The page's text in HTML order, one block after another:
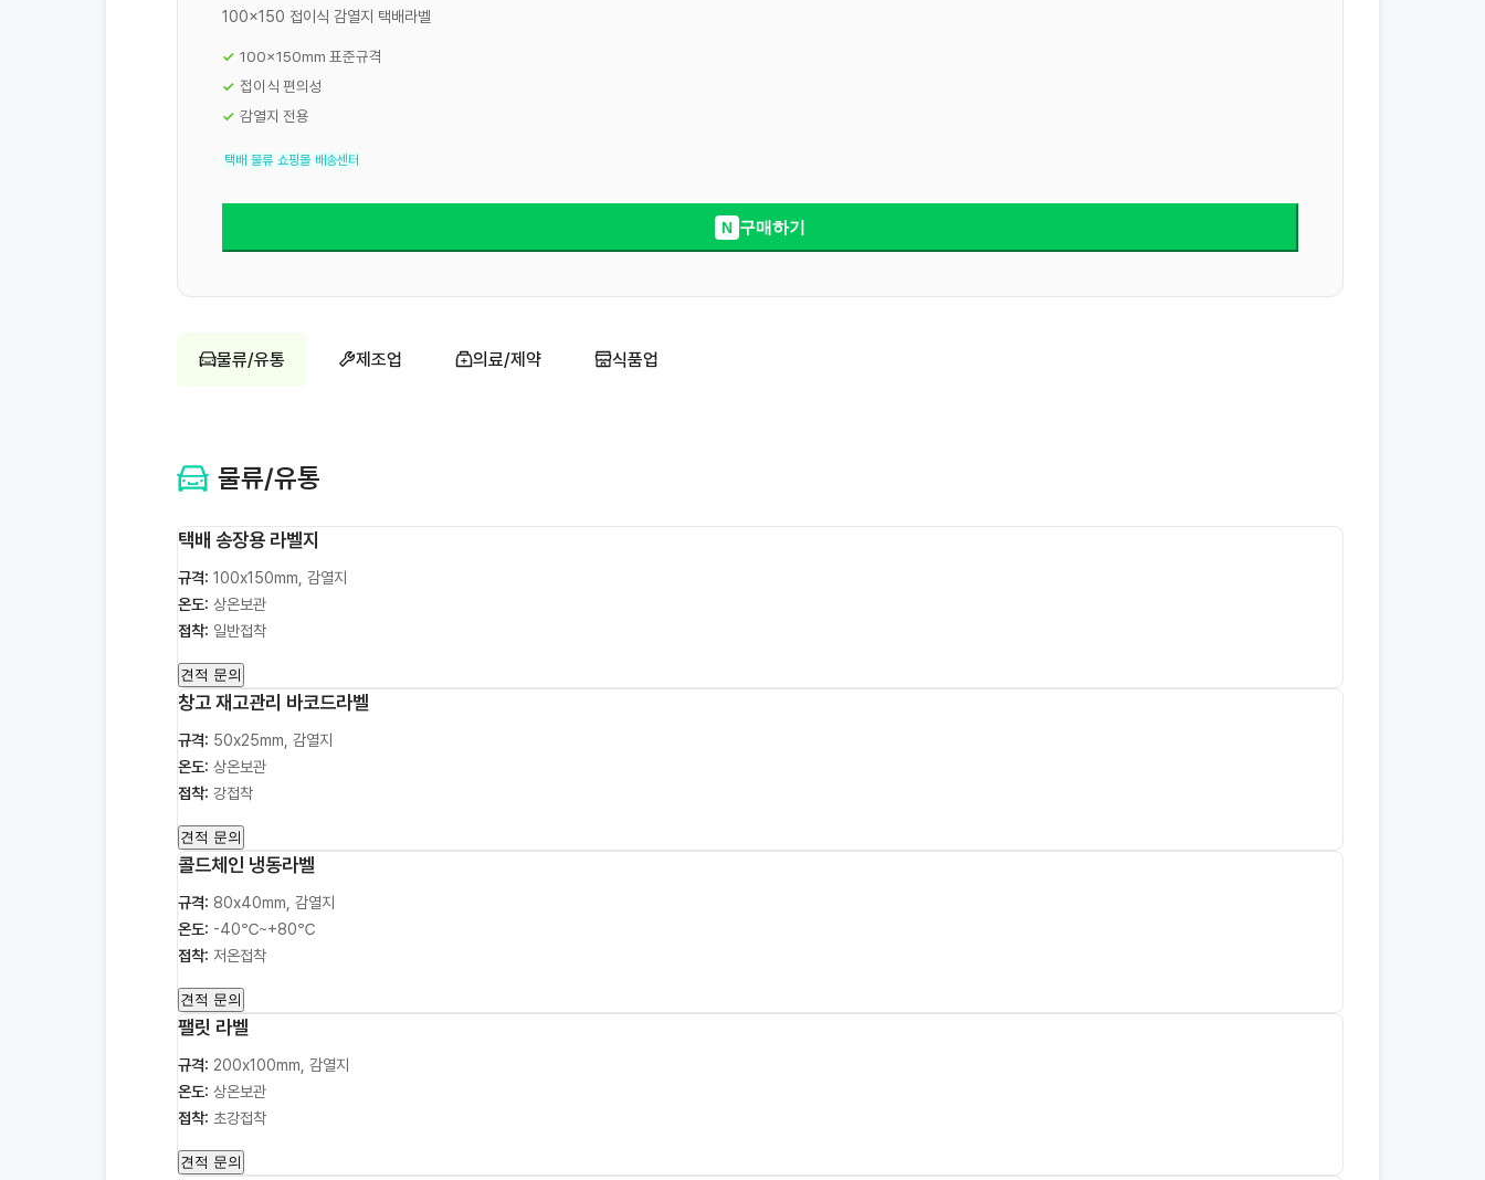
100x150 접이식 감열지 택배라벨
100x150mm 표준규격
접이식 편의성
감열지 전용
택배 물류 쇼핑몰 배송센터
N 구매하기
물류/유통 제조업 의료/제약 식품업
물류/유통
택배 송장용 라벨지
규격: 100x150mm, 감열지
온도: 상온보관
접착: 일반접착
견적 문의
창고 재고관리 바코드라벨
규격: 50x25mm, 감열지
온도: 상온보관
접착: 강접착
견적 문의
콜드체인 냉동라벨
규격: 80x40mm, 감열지
온도: -40℃~+80℃
접착: 저온접착
견적 문의
팰릿 라벨
규격: 200x100mm, 감열지
온도: 상온보관
접착: 초강접착
견적 문의